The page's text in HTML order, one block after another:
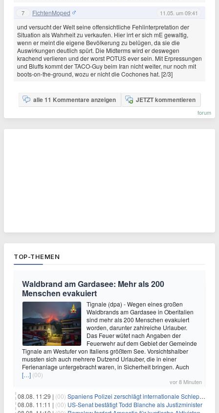
7 FichtenMoped 11.05. um 09:41
und versucht der Welt seine offensichtliche Fehlinterpretation der
Situation als Wahrheit zu verkaufen. Hier irrt er sich mE gewaltig,
wenn er meint die eigene Bevölkerung zu belügen, da sie die
Auswirkungen deutlich spürt. Die Midterms wird er deswegen
krachend verlieren und der worst POTUS ever sein. Mit Erpressungen
und Bluffs kommt der TACO-Guy beim Iran nicht weiter, nur noch mit
boots-on-the-ground, wozu er nicht die Cochones hat. [2/3]
alle 11 Kommentare anzeigen JETZT kommentieren
forum
TOP-THEMEN
Waldbrand am Gardasee: Mehr als 200
Menschen evakuiert
Tignale (dpa) - Wegen eines großen
Waldbrands am Gardasee in Oberitalien
sind mehr als 200 Menschen evakuiert
worden, darunter zahlreiche Urlauber.
Das Feuer wütet nach Angaben der
Feuerwehr auf dem Gebiet der Gemeinde
Tignale am Westufer von Italiens größtem See. Vorsichtshalber
mussten sich auch mehrere Dutzend Urlauber, die in einer
Ferienanlage untergebracht waren, in Sicherheit bringen. Auch
[…] (00)
vor 8 Minuten
08.08. 11:29 | (00) Spaniens Polizei zerschlägt internationale Schlepperbande
08.08. 11:11 | (00) US-Senat bestätigt Todd Blanche als Justizminister